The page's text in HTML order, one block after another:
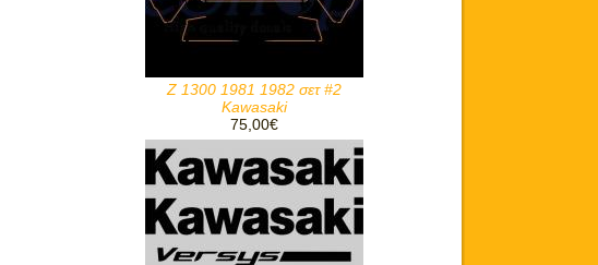
Z 1300 1981 1982 σετ #2
Kawasaki
75,00€